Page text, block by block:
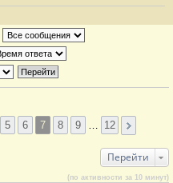
5 6 7 8 9 … 12
Перейти
(по активности за 10 минут)